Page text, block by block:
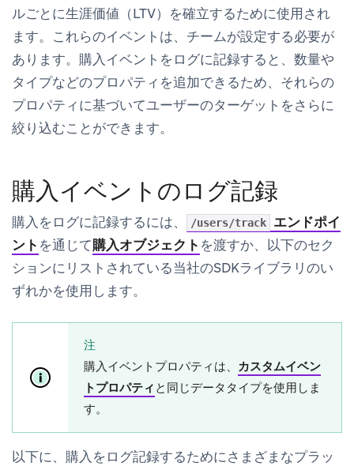
ルごとに生涯価値（LTV）を確立するために使用され
ます。これらのイベントは、チームが設定する必要が
あります。購入イベントをログに記録すると、数量や
タイプなどのプロパティを追加できるため、それらの
プロパティに基づいてユーザーのターゲットをさらに
絞り込むことができます。
購入イベントのログ記録
購入をログに記録するには、 /users/track
エンドポイ
ント を通じて購入オブジェクト を渡すか、以下のセク
ションにリストされている当社のSDKライブラリのい
ずれかを使用します。
注
購入イベントプロパティは、 カスタムイベン
トプロパティ と同じデータタイプを使用しま
す。
以下に、購入をログ記録するためにさまざまなプラッ